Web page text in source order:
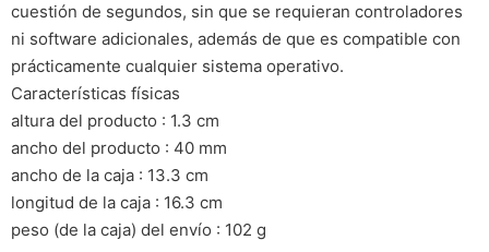
cuestión de segundos, sin que se requieran controladores
ni software adicionales, además de que es compatible con
prácticamente cualquier sistema operativo.
Características físicas
altura del producto : 1.3 cm
ancho del producto : 40 mm
ancho de la caja : 13.3 cm
longitud de la caja : 16.3 cm
peso (de la caja) del envío : 102 g